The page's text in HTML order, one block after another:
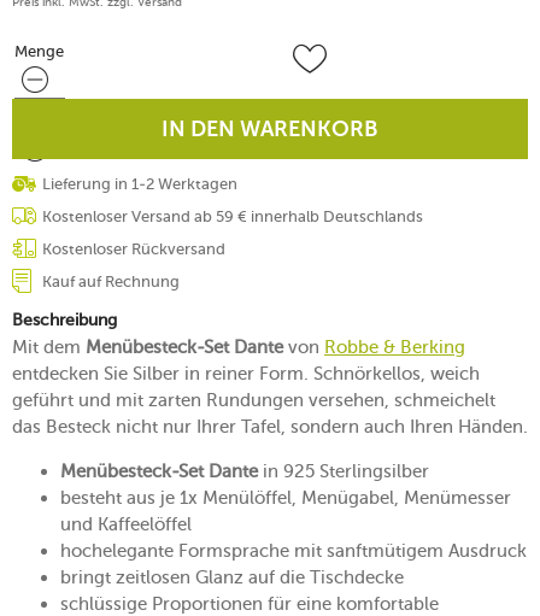
Menge
Menge
IN DEN WARENKORB
Lieferung in 1-2 Werktagen
Kostenloser Versand ab 59 € innerhalb Deutschlands
Kostenloser Rückversand
Kauf auf Rechnung
Beschreibung
Mit dem Menübesteck-Set Dantevon Robbe & Berking
entdecken Sie Silber in reiner Form. Schnörkellos, weich
geführt und mit zarten Rundungen versehen, schmeichelt
das Besteck nicht nur Ihrer Tafel, sondern auch Ihren Händen.
Menübesteck-Set Dantein 925 Sterlingsilber
besteht aus je 1x Menülöffel, Menügabel, Menümesser
und Kaffeelöffel
hochelegante Formsprache mit sanftmütigem Ausdruck
bringt zeitlosen Glanz auf die Tischdecke
schlüssige Proportionen für eine komfortable